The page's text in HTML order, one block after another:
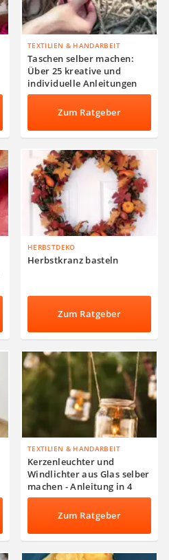
TEXTILIEN & HANDARBEIT
Taschen selber machen:
Über 25 kreative und
individuelle Anleitungen
Zum Ratgeber
HERBSTDEKO
Herbstkranz basteln
Zum Ratgeber
TEXTILIEN & HANDARBEIT
Kerzenleuchter und
Windlichter aus Glas selber
machen - Anleitung in 4
Schritten
Zum Ratgeber